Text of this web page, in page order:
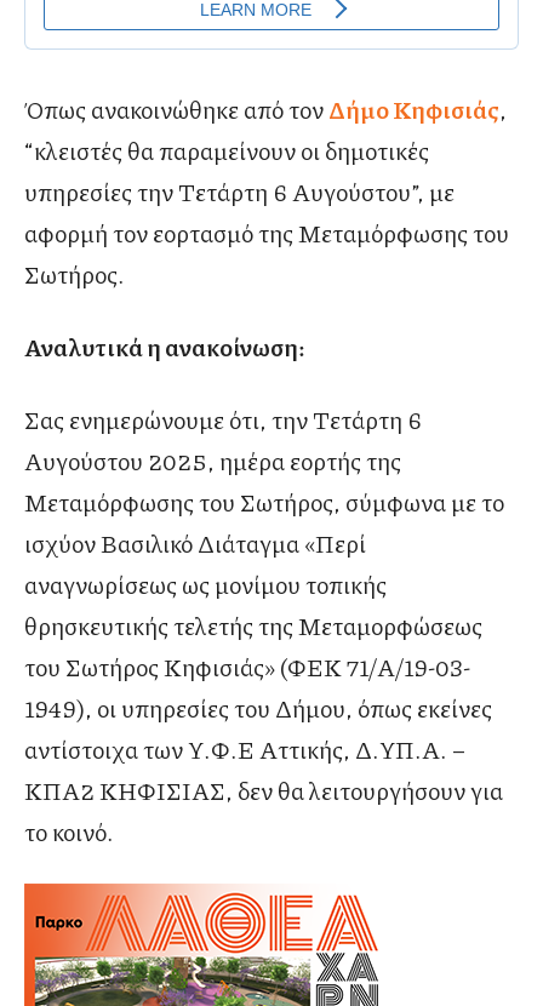
Όπως ανακοινώθηκε από τονΔήμο Κηφισιάς,
“κλειστές θα παραμείνουν οι δημοτικές
υπηρεσίες την Τετάρτη 6 Αυγούστου”, με
αφορμή τον εορτασμό της Μεταμόρφωσης του
Σωτήρος.
Αναλυτικά η ανακοίνωση:
Σας ενημερώνουμε ότι, την Τετάρτη 6
Αυγούστου 2025, ημέρα εορτής της
Μεταμόρφωσης του Σωτήρος, σύμφωνα με το
ισχύον Βασιλικό Διάταγμα «Περί
αναγνωρίσεως ως μονίμου τοπικής
θρησκευτικής τελετής της Μεταμορφώσεως
του Σωτήρος Κηφισιάς» (ΦΕΚ 71/Α/19-03-
1949), οι υπηρεσίες του Δήμου, όπως εκείνες
αντίστοιχα των Υ.Φ.Ε Αττικής, Δ.ΥΠ.Α. –
ΚΠΑ2 ΚΗΦΙΣΙΑΣ, δεν θα λειτουργήσουν για
το κοινό.